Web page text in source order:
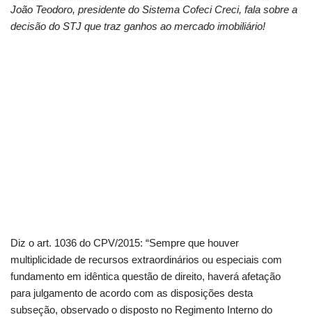
João Teodoro, presidente do Sistema Cofeci Creci, fala sobre a
decisão do STJ que traz ganhos ao mercado imobiliário!
Diz o art. 1036 do CPV/2015: “Sempre que houver
multiplicidade de recursos extraordinários ou especiais com
fundamento em idêntica questão de direito, haverá afetação
para julgamento de acordo com as disposições desta
subseção, observado o disposto no Regimento Interno do